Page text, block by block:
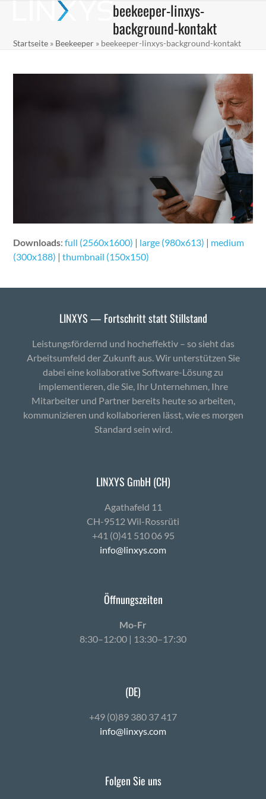
menu
menu
beekeeper-linxys-
background-kontakt
Startseite » Beekeeper » beekeeper-linxys-background-kontakt
Downloads:full (2560x1600) | large (980x613) | medium
(300x188) |thumbnail (150x150)
LINXYS — Fortschritt statt Stillstand
Leistungsfördernd und hocheffektiv – so sieht das
Arbeitsumfeld der Zukunft aus. Wir unterstützen Sie
dabei eine kollaborative Software-Lösung zu
implementieren, die Sie, Ihr Unternehmen, Ihre
Mitarbeiter und Partner bereits heute so arbeiten,
kommunizieren und kollaborieren lässt, wie es morgen
Standard sein wird.
LINXYS GmbH (CH)
Agath­afeld 11
CH-9512 Wil-Ross­rüti
+41 (0)41 510 06 95
info@linxys.com
Öffnungszeiten
Mo-Fr
8:30–12:00 | 13:30–17:30
(DE)
+49 (0)89 380 37 417
info@linxys.com
Folgen Sie uns